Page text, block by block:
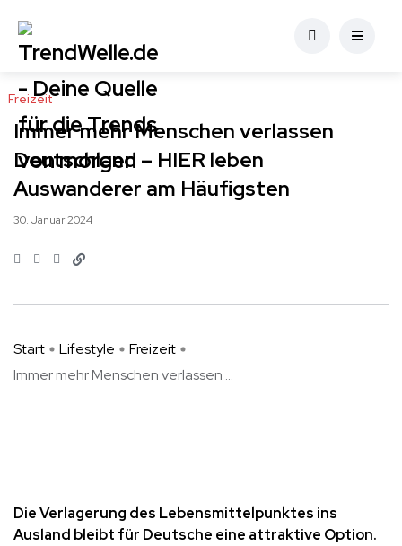
Freizeit
Immer mehr Menschen verlassen
Deutschland – HIER leben
Auswanderer am Häufigsten
30. Januar 2024
Start Lifestyle
Freizeit
Immer mehr Menschen verlassen ...
Die Verlagerung des Lebensmittelpunktes ins
Ausland bleibt für Deutsche eine attraktive Option.